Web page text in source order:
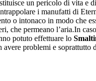
un pericolo di vita
i manufatti di
o intonaco in modo che
che permeano l’aria.In
potuto effettuare lo
problemi e soprattutto